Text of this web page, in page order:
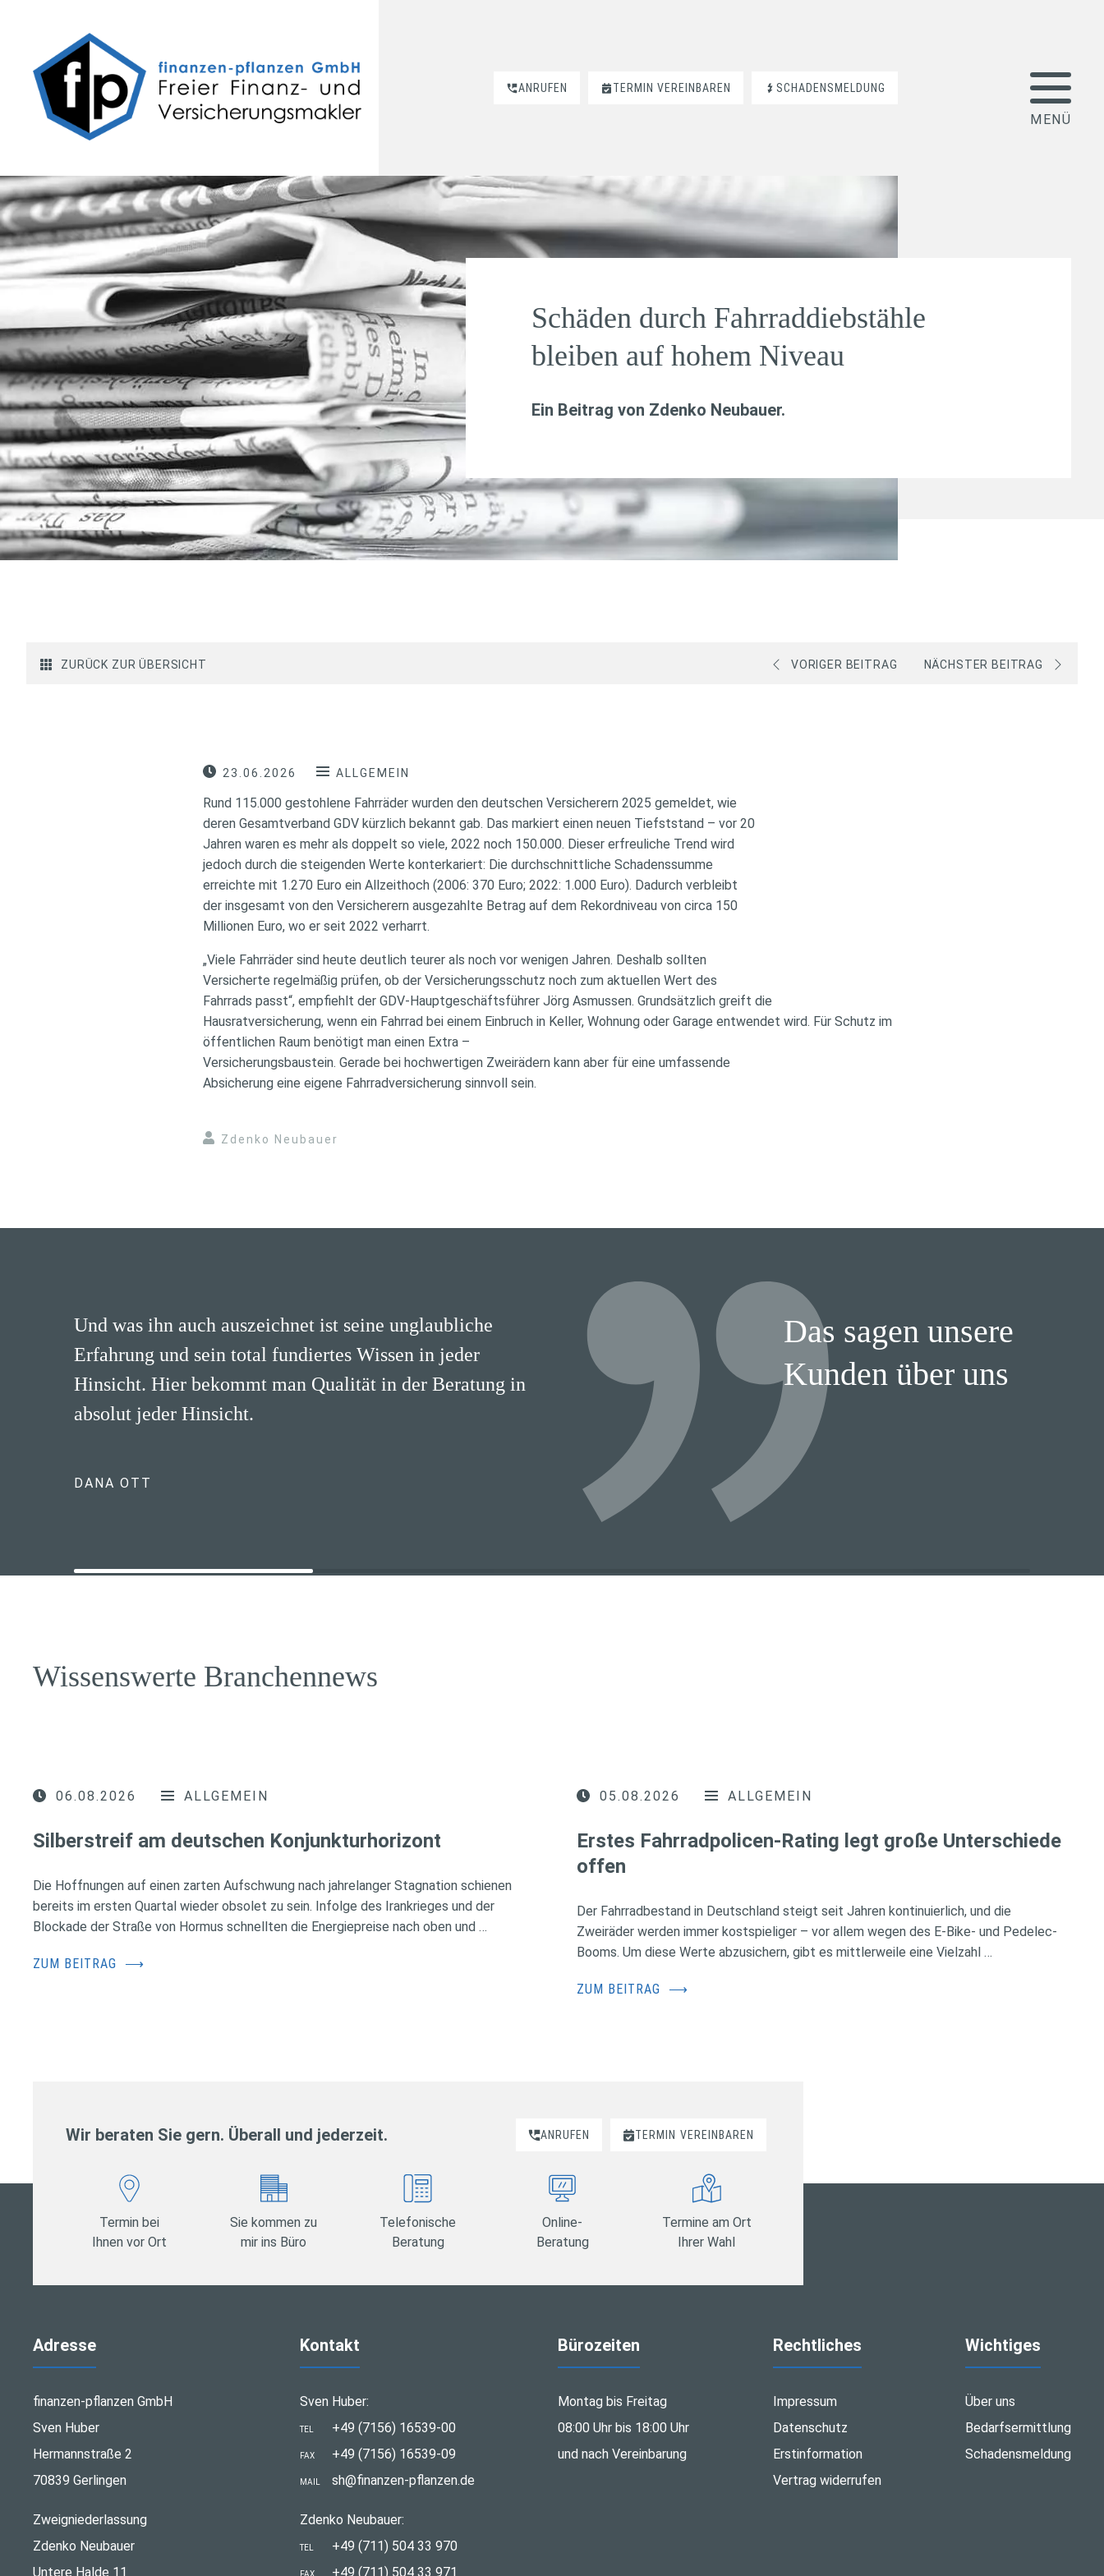
ANRUFEN TERMIN VEREINBAREN SCHADENSMELDUNG
Schäden durch Fahrraddiebstähle
bleiben auf hohem Niveau
Ein Beitrag von Zdenko Neubauer.
ZURÜCK ZUR ÜBERSICHT VORIGER BEITRAG NÄCHSTER BEITRAG
23.06.2026 ALLGEMEIN
Rund 115.000 gestohlene Fahrräder wurden den deutschen Versicherern 2025 gemeldet, wie
deren Gesamtverband GDV kürzlich bekannt gab. Das markiert einen neuen Tiefststand – vor 20
Jahren waren es mehr als doppelt so viele, 2022 noch 150.000. Dieser erfreuliche Trend wird
jedoch durch die steigenden Werte konterkariert: Die durchschnittliche Schadenssumme
erreichte mit 1.270 Euro ein Allzeithoch (2006: 370 Euro; 2022: 1.000 Euro). Dadurch verbleibt
der insgesamt von den Versicherern ausgezahlte Betrag auf dem Rekordniveau von circa 150
Millionen Euro, wo er seit 2022 verharrt.
„Viele Fahrräder sind heute deutlich teurer als noch vor wenigen Jahren. Deshalb sollten
Versicherte regelmäßig prüfen, ob der Versicherungsschutz noch zum aktuellen Wert des
Fahrrads passt“, empfiehlt der GDV-Hauptgeschäftsführer Jörg Asmussen. Grundsätzlich greift die
Hausratversicherung, wenn ein Fahrrad bei einem Einbruch in Keller, Wohnung oder Garage entwendet wird. Für Schutz im
öffentlichen Raum benötigt man einen Extra –
Versicherungsbaustein. Gerade bei hochwertigen Zweirädern kann aber für eine umfassende
Absicherung eine eigene Fahrradversicherung sinnvoll sein.
Zdenko Neubauer
Das sagen unsere
Kunden über uns
Und was ihn auch auszeichnet ist seine unglaubliche
Erfahrung und sein total fundiertes Wissen in jeder
Hinsicht. Hier bekommt man Qualität in der Beratung in
absolut jeder Hinsicht.
DANA OTT
Wissenswerte Branchennews
06.08.2026 ALLGEMEIN
Silberstreif am deutschen Konjunkturhorizont
Die Hoffnungen auf einen zarten Aufschwung nach jahrelanger Stagnation schienen
bereits im ersten Quartal wieder obsolet zu sein. Infolge des Irankrieges und der
Blockade der Straße von Hormus schnellten die Energiepreise nach oben und …
ZUM BEITRAG ⟶
05.08.2026 ALLGEMEIN
Erstes Fahrradpolicen-Rating legt große Unterschiede
offen
Der Fahrradbestand in Deutschland steigt seit Jahren kontinuierlich, und die
Zweiräder werden immer kostspieliger – vor allem wegen des E-Bike- und Pedelec-
Booms. Um diese Werte abzusichern, gibt es mittlerweile eine Vielzahl …
ZUM BEITRAG ⟶
Wir beraten Sie gern. Überall und jederzeit. ANRUFEN TERMIN VEREINBAREN
Termin bei
Ihnen vor Ort
Sie kommen zu
mir ins Büro
Telefonische
Beratung
Online-
Beratung
Termine am Ort
Ihrer Wahl
Adresse
finanzen-pflanzen GmbH
Sven Huber
Hermannstraße 2
70839 Gerlingen
Zweigniederlassung
Zdenko Neubauer
Untere Halde 11
Kontakt
Sven Huber:
TEL +49 (7156) 16539-00
FAX +49 (7156) 16539-09
MAIL sh@finanzen-pflanzen.de
Zdenko Neubauer:
TEL +49 (711) 504 33 970
FAX +49 (711) 504 33 971
Bürozeiten
Montag bis Freitag
08:00 Uhr bis 18:00 Uhr
und nach Vereinbarung
Rechtliches
Impressum
Datenschutz
Erstinformation
Vertrag widerrufen
Wichtiges
Über uns
Bedarfsermittlung
Schadensmeldung